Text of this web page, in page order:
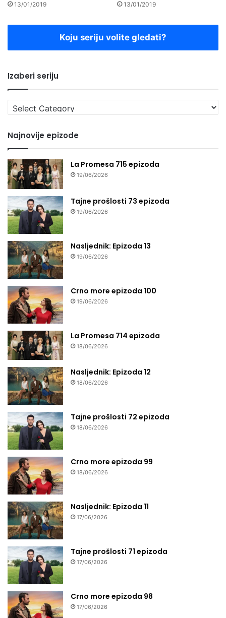
13/01/2019 13/01/2019
Koju seriju volite gledati?
Izaberi seriju
Izaberi
seriju
Najnovije epizode
La Promesa 715 epizoda
19/06/2026
Tajne prošlosti 73 epizoda
19/06/2026
Nasljednik: Epizoda 13
19/06/2026
Crno more epizoda 100
19/06/2026
La Promesa 714 epizoda
18/06/2026
Nasljednik: Epizoda 12
18/06/2026
Tajne prošlosti 72 epizoda
18/06/2026
Crno more epizoda 99
18/06/2026
Nasljednik: Epizoda 11
17/06/2026
Tajne prošlosti 71 epizoda
17/06/2026
Crno more epizoda 98
17/06/2026